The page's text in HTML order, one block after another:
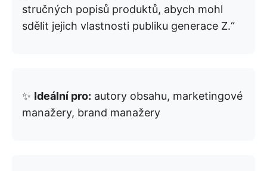
stručných popisů produktů, abych mohl
sdělit jejich vlastnosti publiku generace Z.“
✨ Ideální pro: autory obsahu, marketingové
manažery, brand manažery